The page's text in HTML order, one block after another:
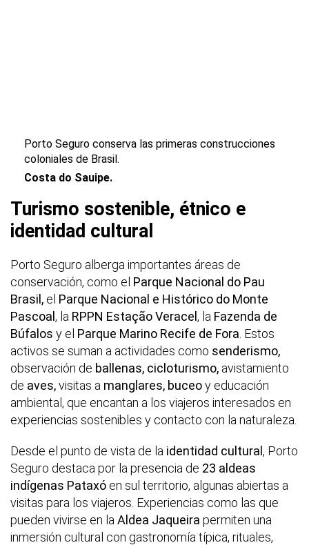
Porto Seguro conserva las primeras construcciones
coloniales de Brasil.
Costa do Sauipe.
Turismo sostenible, étnico e
identidad cultural
Porto Seguro alberga importantes áreas de
conservación, como el Parque Nacional do Pau
Brasil, el Parque Nacional e Histórico do Monte
Pascoal , la RPPN Estação Veracel , la Fazenda de
Búfalos y el Parque Marino Recife de Fora . Estos
activos se suman a actividades como senderismo,
observación de ballenas, cicloturismo, avistamiento
de aves,visitas a manglares, buceoy educación
ambiental, que encantan a los viajeros interesados en
experiencias sostenibles y contacto con la naturaleza.
Desde el punto de vista de la identidad cultural , Porto
Seguro destaca por la presencia de 23 aldeas
indígenas Pataxó en sul territorio, algunas abiertas a
visitas para los viajeros. Experiencias como las que
pueden vivirse en la Aldea Jaqueira permiten una
inmersión cultural con gastronomía típica, rituales,